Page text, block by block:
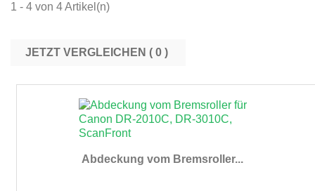
1 - 4 von 4 Artikel(n)
JETZT VERGLEICHEN ( 0
Abdeckung vom Bremsroller...